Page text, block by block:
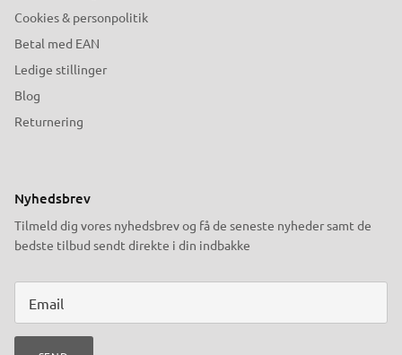
Cookies & personpolitik
Betal med EAN
Ledige stillinger
Blog
Returnering
Nyhedsbrev
Tilmeld dig vores nyhedsbrev og få de seneste nyheder samt de
bedste tilbud sendt direkte i din indbakke